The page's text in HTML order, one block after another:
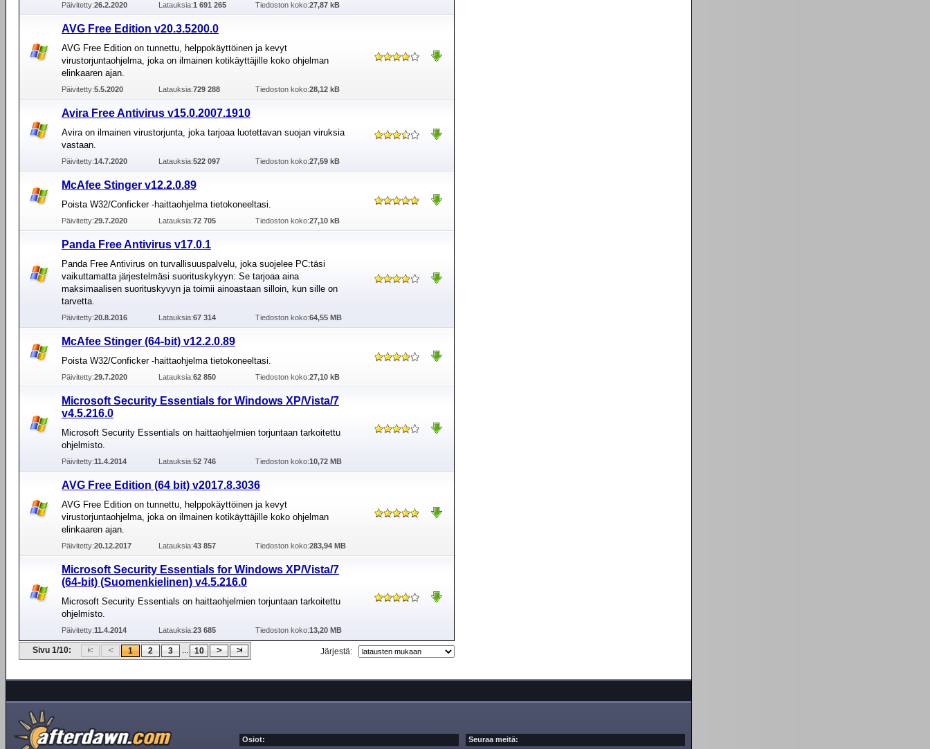
Päivitetty:26.2.2020 Latauksia:1 691 265 Tiedoston koko:27,87 kB
AVG Free Edition v20.3.5200.0
AVG Free Edition on tunnettu, helppokäyttöinen ja kevyt
virustorjuntaohjelma, joka on ilmainen kotikäyttäjille koko ohjelman
elinkaaren ajan.
Päivitetty:5.5.2020 Latauksia:729 288 Tiedoston koko:28,12 kB
Avira Free Antivirus v15.0.2007.1910
Avira on ilmainen virustorjunta, joka tarjoaa luotettavan suojan viruksia
vastaan.
Päivitetty:14.7.2020 Latauksia:522 097 Tiedoston koko:27,59 kB
McAfee Stinger v12.2.0.89
Poista W32/Conficker -haittaohjelma tietokoneeltasi.
Päivitetty:29.7.2020 Latauksia:72 705 Tiedoston koko:27,10 kB
Panda Free Antivirus v17.0.1
Panda Free Antivirus on turvallisuuspalvelu, joka suojelee PC:täsi
vaikuttamatta järjestelmäsi suorituskykyyn: Se tarjoaa aina
maksimaalisen suorituskyvyn ja toimii ainoastaan silloin, kun sille on
tarvetta.
Päivitetty:20.8.2016 Latauksia:67 314 Tiedoston koko:64,55 MB
McAfee Stinger (64-bit) v12.2.0.89
Poista W32/Conficker -haittaohjelma tietokoneeltasi.
Päivitetty:29.7.2020 Latauksia:62 850 Tiedoston koko:27,10 kB
Microsoft Security Essentials for Windows XP/Vista/7
v4.5.216.0
Microsoft Security Essentials on haittaohjelmien torjuntaan tarkoitettu
ohjelmisto.
Päivitetty:11.4.2014 Latauksia:52 746 Tiedoston koko:10,72 MB
AVG Free Edition (64 bit) v2017.8.3036
AVG Free Edition on tunnettu, helppokäyttöinen ja kevyt
virustorjuntaohjelma, joka on ilmainen kotikäyttäjille koko ohjelman
elinkaaren ajan.
Päivitetty:20.12.2017 Latauksia:43 857 Tiedoston koko:283,94 MB
Microsoft Security Essentials for Windows XP/Vista/7
(64-bit) (Suomenkielinen) v4.5.216.0
Microsoft Security Essentials on haittaohjelmien torjuntaan tarkoitettu
ohjelmisto.
Päivitetty:11.4.2014 Latauksia:23 685 Tiedoston koko:13,20 MB
Sivu 1/10: 1 2 3 ... 10 Järjestä:
Osiot: Seuraa meitä: